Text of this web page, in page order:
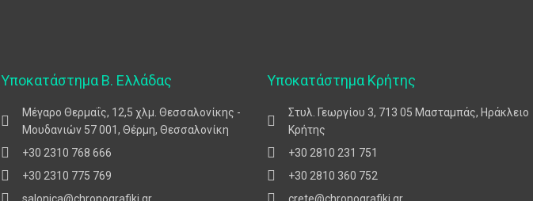
Υποκατάστημα Β. Ελλάδας
Μέγαρο Θερμαΐς, 12,5 χλμ. Θεσσαλονίκης -
Μουδανιών 57 001, Θέρμη, Θεσσαλονίκη
+30 2310 768 666
+30 2310 775 769
Υποκατάστημα Κρήτης
Στυλ. Γεωργίου 3, 713 05 Μασταμπάς, Ηράκλειο
Κρήτης
+30 2810 231 751
+30 2810 360 752